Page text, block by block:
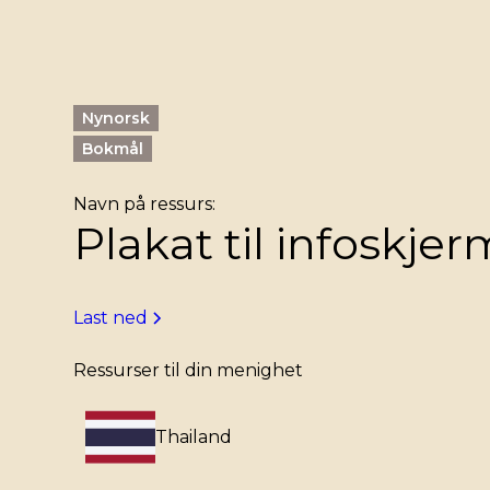
Nynorsk
Bokmål
Navn på ressurs:
Plakat til
Last ned
Ressurser til din menighet
Thailand